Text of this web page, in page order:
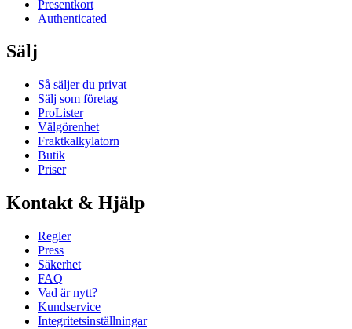
Presentkort
Authenticated
Sälj
Så säljer du privat
Sälj som företag
ProLister
Välgörenhet
Fraktkalkylatorn
Butik
Priser
Kontakt & Hjälp
Regler
Press
Säkerhet
FAQ
Vad är nytt?
Kundservice
Integritetsinställningar